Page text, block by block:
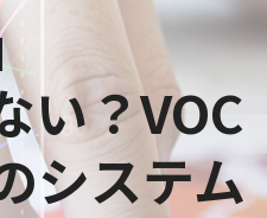
い？VOC
システム